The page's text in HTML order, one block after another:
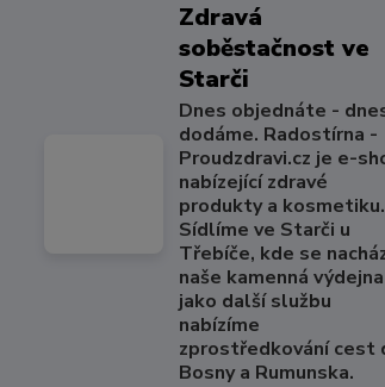
Zdravá
soběstačnost ve
Starči
Dnes objednáte -
dodáme. Radostírna -
Proudzdravi.cz je e-
nabízející zdravé
produkty a kosmetiku.
Sídlíme ve Starči u
Třebíče, kde se
naše kamenná
jako další službu
nabízíme
zprostředkování cest
Bosny a Rumunska.